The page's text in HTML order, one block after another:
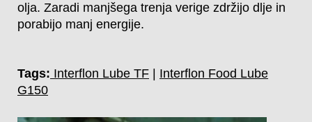
olja. Zaradi manjšega trenja verige zdržijo dlje in
porabijo manj energije.
Tags: Interflon Lube TF
Interflon Food Lube
G150